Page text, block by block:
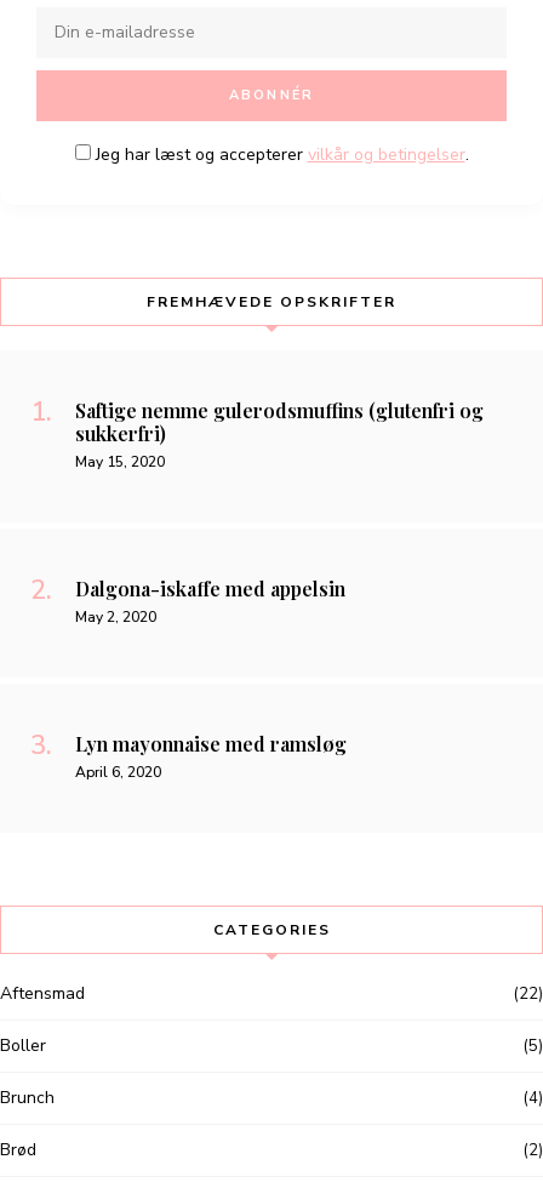
Jeg har læst og accepterer vilkår og betingelser.
FREMHÆVEDE OPSKRIFTER
Saftige nemme gulerodsmuffins (glutenfri og
sukkerfri)
May 15, 2020
Dalgona-iskaffe med appelsin
May 2, 2020
Lyn mayonnaise med ramsløg
April 6, 2020
CATEGORIES
Aftensmad (22)
Boller (5)
Brunch (4)
Brød (2)